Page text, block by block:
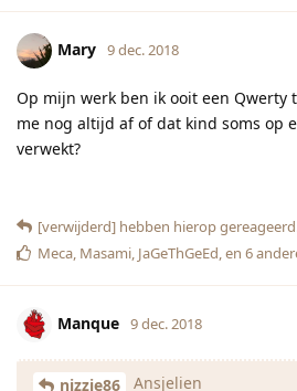
Mary 9 dec. 2018
Op mijn werk ben ik ooit een Qwerty
me nog altijd af of dat kind soms op
verwekt?
[verwijderd] hebben hierop
Meca, Masami, JaGeThGeEd, en 6
Manque 9 dec. 2018
nizzie86 Ansjelien